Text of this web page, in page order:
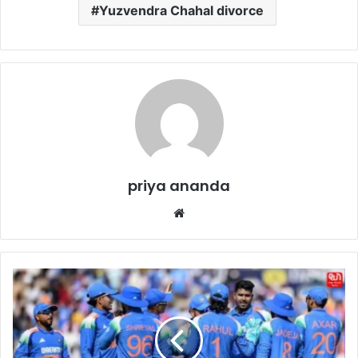
Yuzvendra Chahal divorce
priya ananda
te
I
N
D
v
s